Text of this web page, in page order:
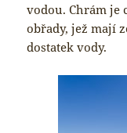
vodou. Chrám je
obřady, jež mají
dostatek vody.